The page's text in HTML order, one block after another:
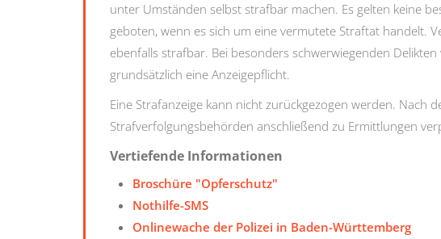
unter Umständen selbst strafbar machen. Es gelten keine
geboten, wenn es sich um eine vermutete Straftat handelt.
ebenfalls strafbar. Bei besonders schwerwiegenden
grundsätzlich eine Anzeigepflicht.
Eine Strafanzeige kann nicht zurückgezogen werden. Nach
Strafverfolgungsbehörden anschließend zu Ermittlungen
Vertiefende Informationen
Broschüre "Opferschutz"
Nothilfe-SMS
Onlinewache der Polizei in Baden-Württemberg